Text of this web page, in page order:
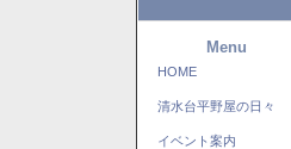
Menu
HOME
清水台平野屋の日々
イベント案内